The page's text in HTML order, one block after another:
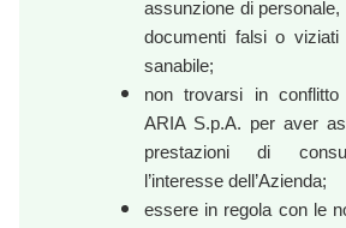
assunzione di
documenti falsi o viziati
sanabile;
non trovarsi in
ARIA S.p.A. per aver
prestazioni di
l’interesse dell’Azienda;
essere in regola con le